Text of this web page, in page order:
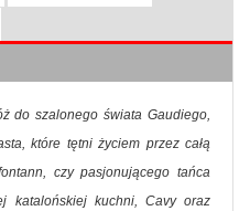
do szalonego świata Gaudiego,
które tętni życiem przez całą
czy pasjonującego tańca
katalońskiej kuchni, Cavy oraz